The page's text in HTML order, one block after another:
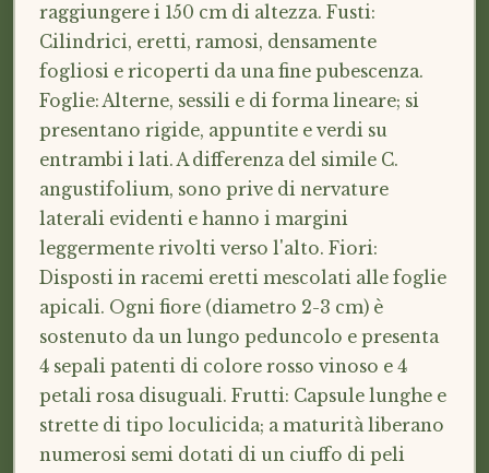
raggiungere i 150 cm di altezza. Fusti:
Cilindrici, eretti, ramosi, densamente
fogliosi e ricoperti da una fine pubescenza.
Foglie: Alterne, sessili e di forma lineare; si
presentano rigide, appuntite e verdi su
entrambi i lati. A differenza del simile C.
angustifolium, sono prive di nervature
laterali evidenti e hanno i margini
leggermente rivolti verso l'alto. Fiori:
Disposti in racemi eretti mescolati alle foglie
apicali. Ogni fiore (diametro 2-3 cm) è
sostenuto da un lungo peduncolo e presenta
4 sepali patenti di colore rosso vinoso e 4
petali rosa disuguali. Frutti: Capsule lunghe e
strette di tipo loculicida; a maturità liberano
numerosi semi dotati di un ciuffo di peli